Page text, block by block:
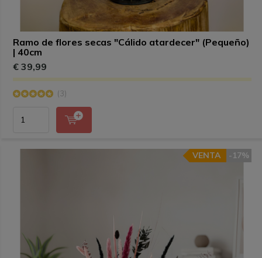
Ramo de flores secas "Cálido atardecer" (Pequeño)
| 40cm
€ 39,99
(3)
-17%
VENTA